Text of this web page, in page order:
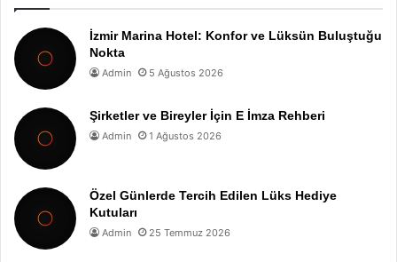
İzmir Marina Hotel: Konfor ve Lüksün Buluştuğu
Nokta
Admin 5 Ağustos 2026
Şirketler ve Bireyler İçin E İmza Rehberi
Admin 1 Ağustos 2026
Özel Günlerde Tercih Edilen Lüks Hediye
Kutuları
Admin 25 Temmuz 2026